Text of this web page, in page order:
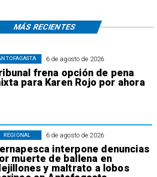
6 de agosto de 2026
frena opción de pena
para Karen Rojo por ahora
6 de agosto de 2026
interpone denuncias
muerte de ballena en
y maltrato a lobos
REGIONAL
MÁS RECIENTES